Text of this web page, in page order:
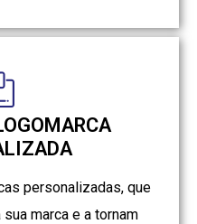
personalizadas, que
marca e a tornam